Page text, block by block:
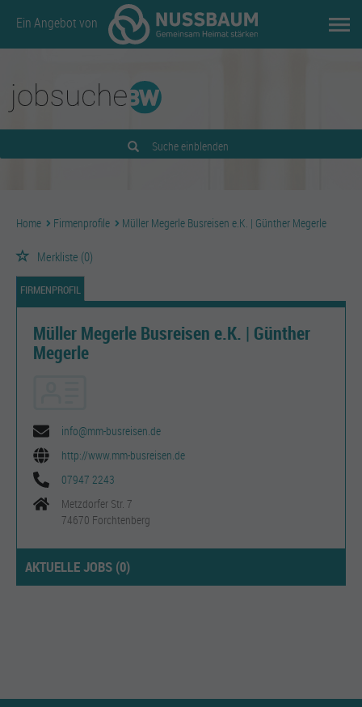
Ein Angebot von
Suche einblenden
Home Firmenprofile Müller Megerle Busreisen e.K. | Günther Megerle
Merkliste (0)
FIRMENPROFIL
Müller Megerle Busreisen e.K. | Günther
Megerle
info@mm-busreisen.de
http://www.mm-busreisen.de
07947 2243
Metzdorfer Str. 7
74670 Forchtenberg
AKTUELLE JOBS (0)